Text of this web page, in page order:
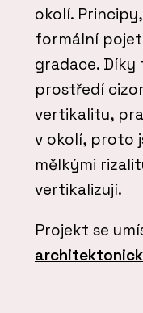
okolí.
formální
gradace.
prostředí
vertikalitu,
v okolí, proto
mělkými
vertikalizují.
Projekt se